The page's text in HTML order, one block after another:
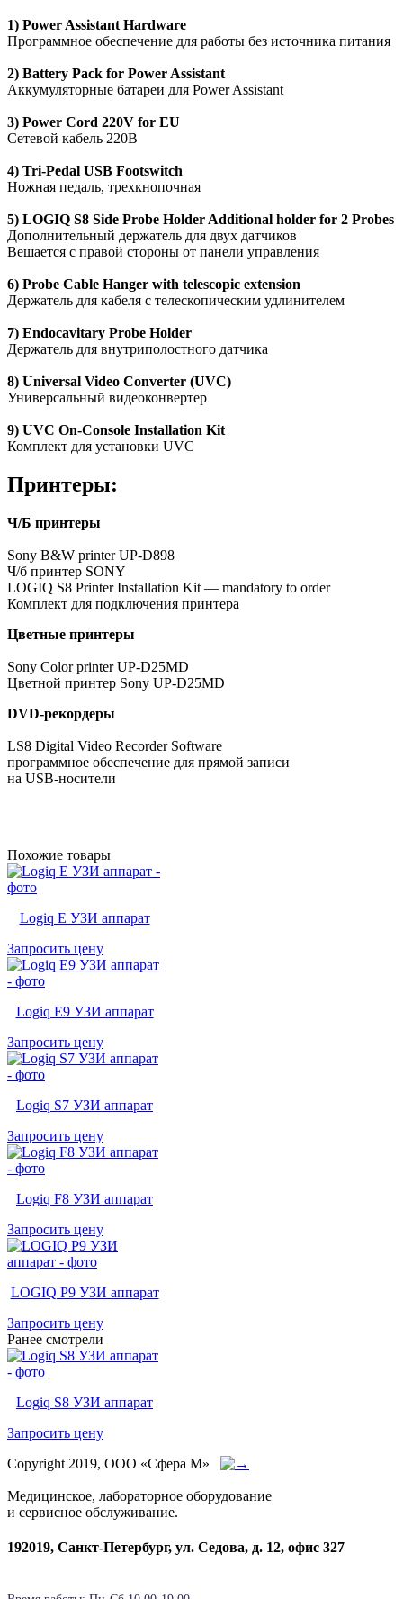
1) Power Assistant Hardware
Программное обеспечение для работы без источника питания
2) Battery Pack for Power Assistant
Аккумуляторные батареи для Power Assistant
3) Power Cord 220V for EU
Сетевой кабель 220В
4) Tri-Pedal USB Footswitch
Ножная педаль, трехкнопочная
5) LOGIQ S8 Side Probe Holder Additional holder for 2 Probes
Дополнительный держатель для двух датчиков
Вешается с правой стороны от панели управления
6) Probe Cable Hanger with telescopic extension
Держатель для кабеля с телескопическим удлинителем
7) Endocavitary Probe Holder
Держатель для внутриполостного датчика
8) Universal Video Converter (UVC)
Универсальный видеоконвертер
9) UVC On-Console Installation Kit
Комплект для установки UVC
Принтеры:
Ч/Б принтеры
Sony B&W printerUP-D898
Ч/б принтер SONY
LOGIQ S8 Printer Installation Kit — mandatory to order
Комплект для подключения принтера
Цветные принтеры
Sony Color printerUP-D25MD
Цветной принтер Sony UP-D25MD
DVD-рекордеры
LS8 Digital Video Recorder Software
программное обеспечение для прямой записи
на USB-носители
Похожие товары
Logiq E УЗИ аппарат
Запросить цену
Logiq E9 УЗИ аппарат
Запросить цену
Logiq S7 УЗИ аппарат
Запросить цену
Logiq F8 УЗИ аппарат
Запросить цену
LOGIQ P9 УЗИ аппарат
Запросить цену
Ранее смотрели
Logiq S8 УЗИ аппарат
Запросить цену
Copyright 2019, ООО «Сфера М»
Медицинское, лабораторное оборудование
и сервисное обслуживание.
192019, Санкт-Петербург, ул. Седова, д. 12, офис 327